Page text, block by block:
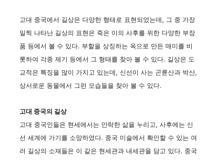
고대 중국에서 길상은 다양한 형태로 표현되었는데, 그 중 가장
일찍 나타난 길상의 표현은 죽은 이의 사후를 위한 다양한 부장
품 등에서 볼 수 있다. 부할을 상징하는 옥으로 만든 매미를 비
롯하여 각종 제기 등에서 그 형태를 찾아 볼 수 있다. 길상은 도
교적은 특징을 많이 가지고 있는데, 신선이 사는 곤륜산과 박산,
상서로운 동물에서 그런 모습들을 찾아 볼 수 있다.
고대 중국의 길상
고대 중국인들은 현세에서는 안락한 삶을 누리고, 사후에는 신
선 세계에 가기를 소망하였다. 중국 미술에서 확인할 수 있는 여
러 길상의 소재들은 이 같은 현세관과 내세관을 담고 있다. 중국